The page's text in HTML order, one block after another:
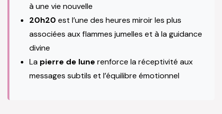
à une vie nouvelle
20h20 est l’une des heures miroir les plus
associées aux flammes jumelles et à la guidance
divine
La pierre de lune renforce la réceptivité aux
messages subtils et l’équilibre émotionnel